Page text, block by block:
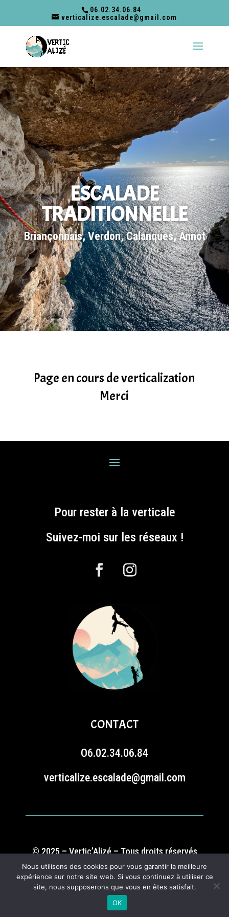
06.02.34.06.84
verticalize.escalade@gmail.com
ESCALADE
TRADITIONNELLE
Briançonnais, Verdon, Calanques, Annot
Page en cours de verticalization
Merci
Pour rester à la verticale
Suivez-moi sur les réseaux !
CONTACT
O6.02.34.06.84
verticalize.escalade@gmail.com
© 2025 – Vertic’Alizé – Tous droits réservés
CGV Mentions légales
Nous utilisons des cookies pour vous garantir la meilleure
expérience sur notre site web. Si vous continuez à utiliser ce
site, nous supposerons que vous en êtes satisfait.
OK